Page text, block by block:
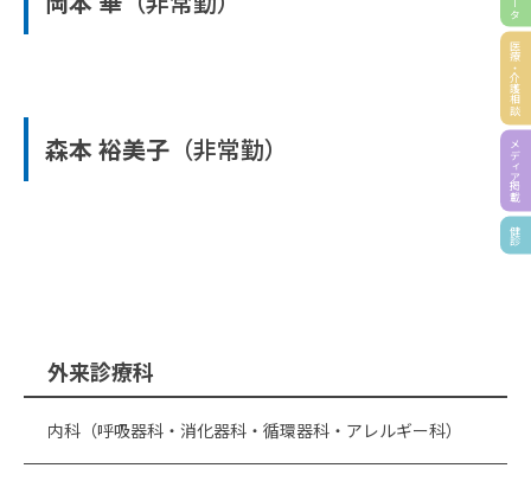
医療・介護相談
メディア掲載
健診
外来診療科
内科（呼吸器科・消化器科・循環器科・アレルギー科）
森本 裕美子 （非常勤）